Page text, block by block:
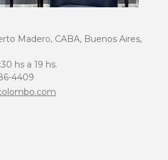
Madero, CABA, Buenos Aires,
hs a 19 hs.
4409